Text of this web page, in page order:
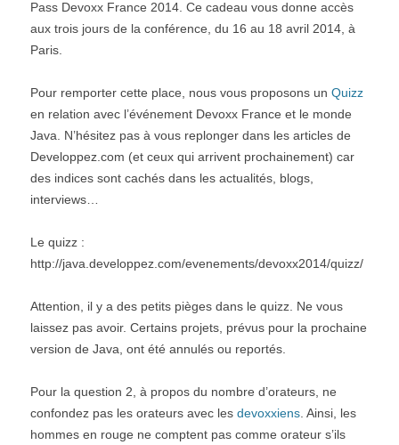
Pass Devoxx France 2014. Ce cadeau vous donne accès
aux trois jours de la conférence, du 16 au 18 avril 2014, à
Paris.
Pour remporter cette place, nous vous proposons un Quizz
en relation avec l’événement Devoxx France et le monde
Java. N’hésitez pas à vous replonger dans les articles de
Developpez.com (et ceux qui arrivent prochainement) car
des indices sont cachés dans les actualités, blogs,
interviews…
Le quizz :
http://java.developpez.com/evenements/devoxx2014/quizz/
Attention, il y a des petits pièges dans le quizz. Ne vous
laissez pas avoir. Certains projets, prévus pour la prochaine
version de Java, ont été annulés ou reportés.
Pour la question 2, à propos du nombre d’orateurs, ne
confondez pas les orateurs avec les devoxxiens . Ainsi, les
hommes en rouge ne comptent pas comme orateur s’ils